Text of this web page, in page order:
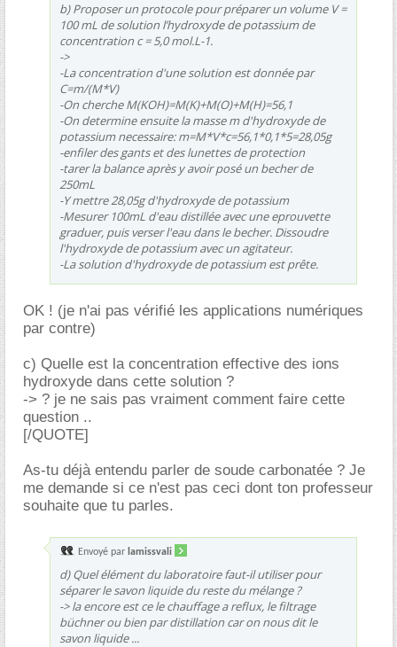
b) Proposer un protocole pour préparer un volume V =
100 mL de solution l’hydroxyde de potassium de
concentration c = 5,0 mol.L-1.
->
-La concentration d'une solution est donnée par
C=m/(M*V)
-On cherche M(KOH)=M(K)+M(O)+M(H)=56,1
-On determine ensuite la masse m d'hydroxyde de
potassium necessaire: m=M*V*c=56,1*0,1*5=28,05g
-enfiler des gants et des lunettes de protection
-tarer la balance après y avoir posé un becher de
250mL
-Y mettre 28,05g d'hydroxyde de potassium
-Mesurer 100mL d'eau distillée avec une eprouvette
graduer, puis verser l'eau dans le becher. Dissoudre
l'hydroxyde de potassium avec un agitateur.
-La solution d'hydroxyde de potassium est prête.
OK ! (je n'ai pas vérifié les applications numériques
par contre)
c) Quelle est la concentration effective des ions
hydroxyde dans cette solution ?
-> ? je ne sais pas vraiment comment faire cette
question ..
[/QUOTE]
As-tu déjà entendu parler de soude carbonatée ? Je
me demande si ce n'est pas ceci dont ton professeur
souhaite que tu parles.
Envoyé par lamissvali
d) Quel élément du laboratoire faut-il utiliser pour
séparer le savon liquide du reste du mélange ?
-> la encore est ce le chauffage a reflux, le filtrage
büchner ou bien par distillation car on nous dit le
savon liquide ...